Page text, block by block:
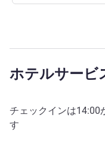
ホテルサービ
チェックインは14:00
す